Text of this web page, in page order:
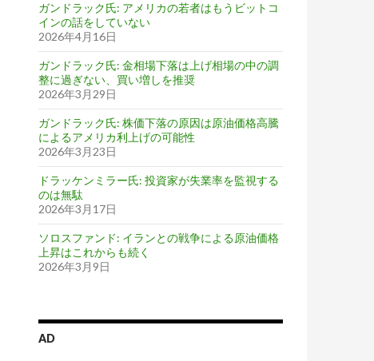
ガンドラック氏: アメリカの若者はもうビットコ
インの話をしていない
2026年4月16日
ガンドラック氏: 金相場下落は上げ相場の中の調
整に過ぎない、買い増しを推奨
2026年3月29日
ガンドラック氏: 株価下落の原因は原油価格高騰
によるアメリカ利上げの可能性
2026年3月23日
ドラッケンミラー氏: 投資家が失業率を監視する
のは無駄
2026年3月17日
ソロスファンド: イランとの戦争による原油価格
上昇はこれからも続く
2026年3月9日
AD